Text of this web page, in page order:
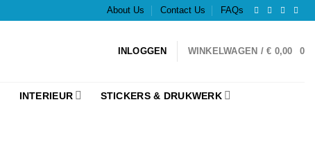
About Us Contact Us FAQs
INLOGGEN WINKELWAGEN /€ 0,00 0
INTERIEUR STICKERS & DRUKWERK